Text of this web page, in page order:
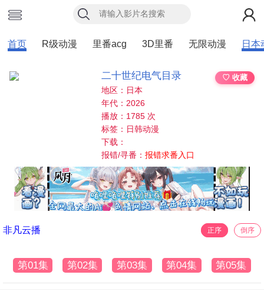
首页 R级动漫 里番acg 3D里番 无限动漫 日本
二十世纪电气目录
♡ 收藏
地区：日本
年代：2026
播放：1785 次
标签：日韩动漫
下载：
报错/寻番：报错求番入口
非凡云播 正序 倒序
第01集 第02集 第03集 第04集 第05集